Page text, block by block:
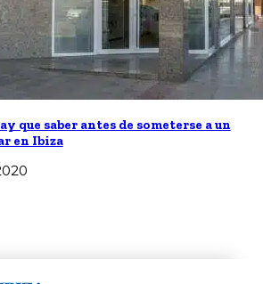
que saber antes de someterse a un
en Ibiza